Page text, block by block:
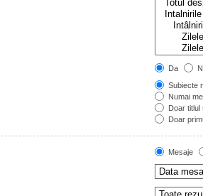
Da
Subiecte
Numai
Doar titlul
Doar
Mesaje